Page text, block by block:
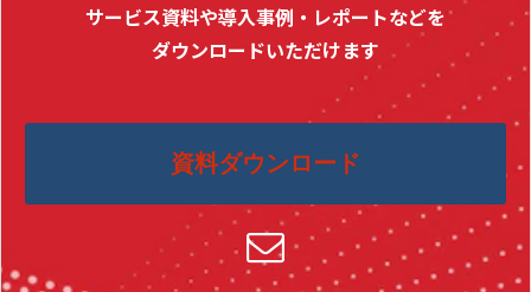
サービス資料や導入事例・レポートなどを
ダウンロードいただけます
資料ダウンロード